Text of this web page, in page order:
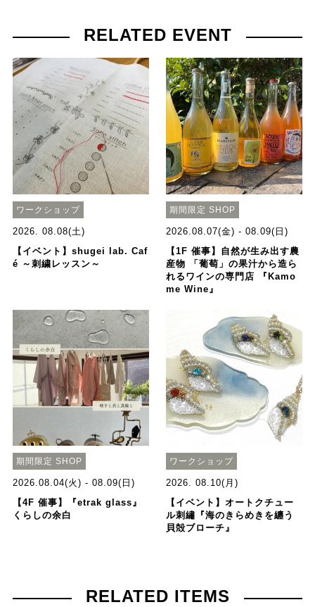
RELATED EVENT
ワークショップ
2026. 08.08(土)
【イベント】shugei lab. Caf
é ～刺繍レッスン～
期間限定 SHOP
2026.08.07(金) - 08.09(日)
【1F 催事】自然が生み出す農
産物 「葡萄」の果汁から造ら
れるワインの専門店 『Kamo
me Wine』
期間限定 SHOP
2026.08.04(火) - 08.09(日)
【4F 催事】『etrak glass』
くらしの余白
ワークショップ
2026. 08.10(月)
【イベント】オートクチュー
ル刺繡『海のきらめきを纏う
貝殻ブローチ』
RELATED ITEMS